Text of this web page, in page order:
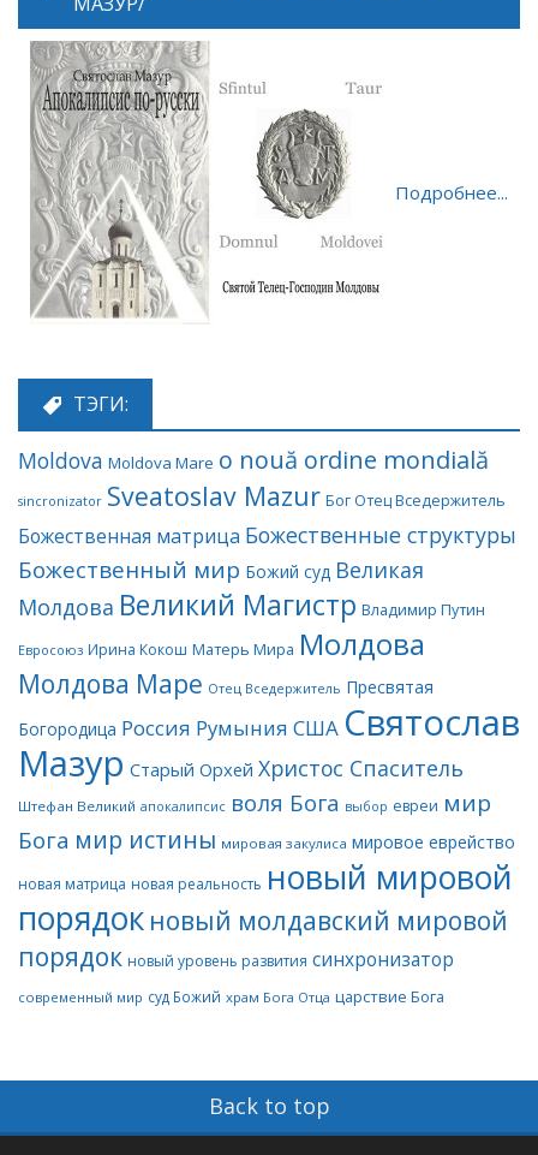
Подробнее...
ТЭГИ:
Moldova Moldova Mare o nouă ordine mondială
sincronizator Sveatoslav Mazur Бог Отец Вседержитель
Божественная матрица Божественные структуры
Божественный мир Божий суд Великая
Молдова Великий Магистр Владимир Путин
Евросоюз Ирина Кокош Матерь Мира Молдова
Молдова Маре Отец Вседержитель Пресвятая
Богородица Россия Румыния США Святослав
Мазур Старый Орхей Христос Спаситель
Штефан Великий апокалипсис воля Бога выбор евреи мир
Бога мир истины мировая закулиса мировое еврейство
новая матрица новая реальность новый мировой
порядок новый молдавский мировой
порядок новый уровень развития синхронизатор
современный мир суд Божий храм Бога Отца царствие Бога
Back to top